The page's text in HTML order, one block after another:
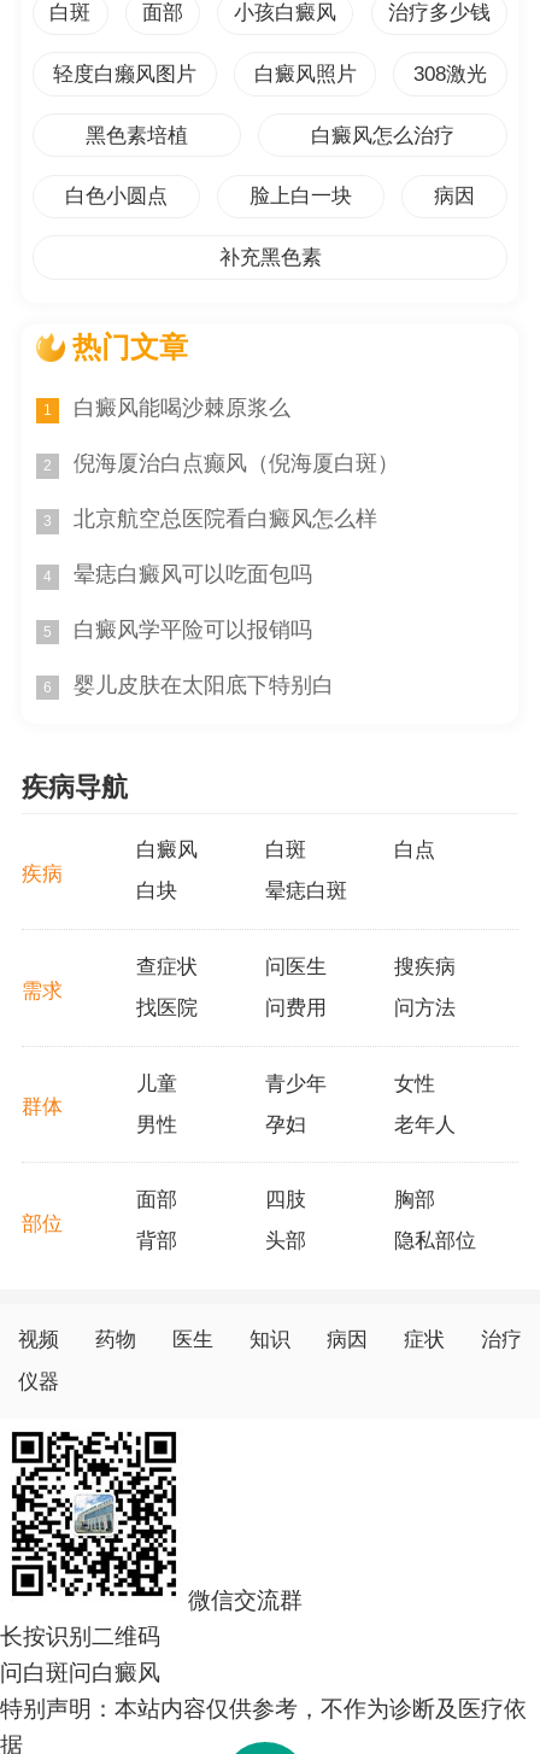
这种症状还可能是其他一些皮肤感染或炎症的表现。
病，也会在皮肤表面出现红圈和中间的白色疣体。
并制定相应的治疗计划。
除了接受医生的治疗，家长也可以从日常生活中采取
的个人卫生习惯是非常重要的，包括勤洗手、保持面部清
洁，并避免挤压或抓挠病灶。注意孩子的饮食均衡，增加
度阳光下，选择合适的防晒措施也是必要的。
在面对孩子脸上一个红圈中间有白点的问题时，家长
参考，不能替代专业医生的诊断和治疗建议。
银屑病和白癜风是导致孩子脸上红圈中间有白点的常
2. 其他皮肤感染或炎症
除了银屑病和白癜风外，其他皮肤感染或炎症也可能
导致孩子脸上出现红圈中间有白点的症状。
3. 确诊和治疗
检查和评估，根据医生的建议进行治疗。也应注意个人卫
生、饮食均衡和防晒等方面的措施。
白斑 面部 小孩白癜风 治疗多少钱
轻度白癞风图片 白癜风照片 308激光
黑色素培植 白癜风怎么治疗
白色小圆点 脸上白一块 病因
补充黑色素
热门文章
1 白癜风能喝沙棘原浆么
2 倪海厦治白点癫风（倪海厦白斑）
3 北京航空总医院看白癜风怎么样
4 晕痣白癜风可以吃面包吗
5 白癜风学平险可以报销吗
6 婴儿皮肤在太阳底下特别白
疾病导航
疾病
白癜风 白斑
白点
白块
晕痣白斑
需求
查症状 问医生
搜疾病
找医院
问费用 问方法
群体
儿童 青少年
女性
男性
孕妇 老年人
部位
面部 四肢
胸部
背部
头部 隐私部位
视频 药物 医生 知识 病因 症状
治疗
仪器
微信交流群
长按识别二维码
问白斑问白癜风
特别声明：本站内容仅供参考，不作为诊断及医疗依
据